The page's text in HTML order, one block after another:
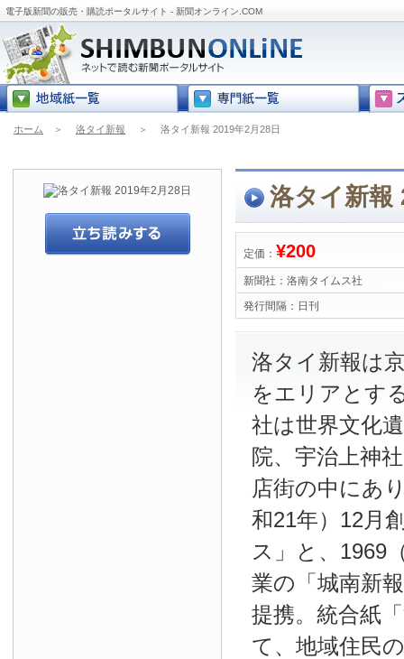
電子版新聞の販売・購読ポータルサイト - 新聞オンライン.COM
ホーム ＞ 洛タイ新報 ＞ 洛タイ新報 2019年2月28日
洛タイ新報
定価： ¥200
新聞社： 洛南タイムス社
発行間隔： 日刊
洛タイ新報は
をエリアとす
社は世界文化
院、宇治上神
店街の中にあ
和21年）12月
ス」と、1969
業の「城南新
提携。統合紙
て、地域住民